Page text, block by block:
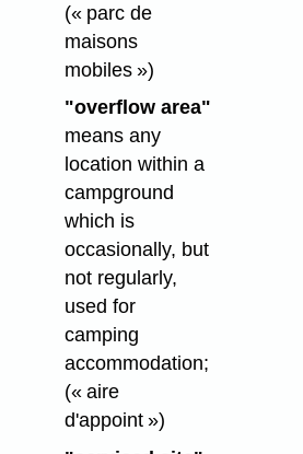
(« parc de
maisons
mobiles »)
"overflow area"
means any
location within a
campground
which is
occasionally, but
not regularly,
used for
camping
accommodation;
(« aire
d'appoint »)